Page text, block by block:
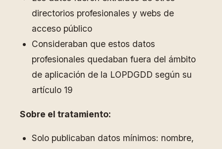
directorios profesionales y webs de
acceso público
Consideraban que estos datos
profesionales quedaban fuera del ámbito
de aplicación de la LOPDGDD según su
artículo 19
Sobre el tratamiento:
Solo publicaban datos mínimos: nombre,